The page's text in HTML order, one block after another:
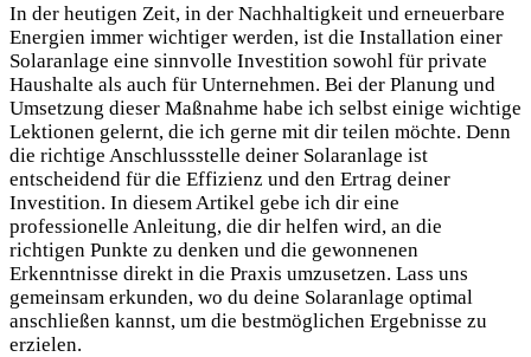
In ⁣der heutigen ‍Zeit, in der ⁣Nachhaltigkeit und erneuerbare⁤
Energien immer wichtiger werden, ⁢ist⁤ die Installation einer
Solaranlage eine sinnvolle Investition sowohl für private
Haushalte als auch für Unternehmen. Bei der Planung und
Umsetzung dieser Maßnahme habe ich selbst⁢ einige wichtige
Lektionen gelernt, die ich gerne mit dir teilen möchte. ‍Denn
die⁤ richtige Anschlussstelle deiner Solaranlage ist
entscheidend für ⁣die Effizienz und den Ertrag deiner
Investition. In ​diesem Artikel‌ gebe ich dir eine
professionelle Anleitung, die⁢ dir ​helfen wird, an die
richtigen Punkte zu denken und die gewonnenen ​
Erkenntnisse direkt in die ⁢Praxis ⁣umzusetzen. ‌Lass uns ​
gemeinsam⁣ erkunden, ‍wo du deine ‍Solaranlage‌ optimal ​
anschließen⁢ kannst, um die bestmöglichen Ergebnisse zu
erzielen.